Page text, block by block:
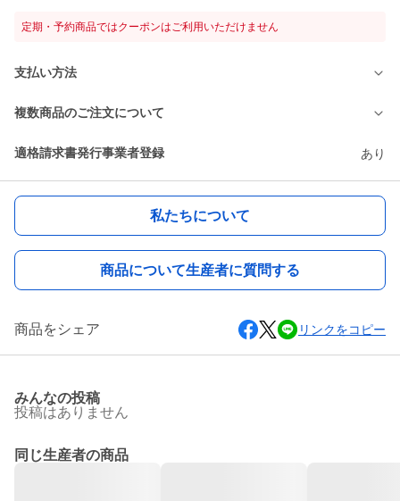
定期・予約商品ではクーポンはご利用いただけません
支払い方法
複数商品のご注文について
適格請求書発行事業者登録 あり
私たちについて
商品について生産者に質問する
商品をシェア リンクをコピー
みんなの投稿
投稿はありません
同じ生産者の商品